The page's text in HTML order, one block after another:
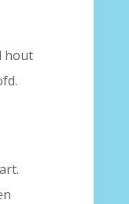
hout